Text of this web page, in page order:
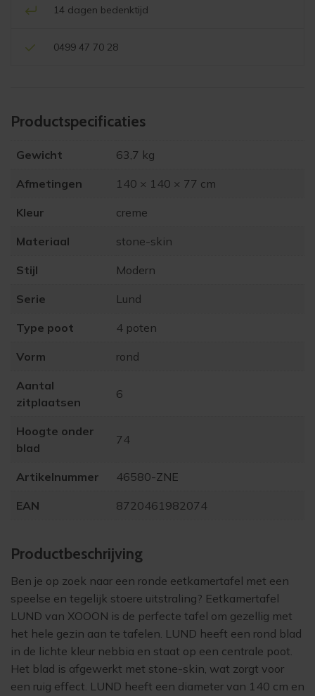
14 dagen bedenktijd
0499 47 70 28
Product­specificaties
Gewicht 63,7 kg
Afmetingen 140 × 140 × 77 cm
Kleur creme
Materiaal stone-skin
Stijl Modern
Serie Lund
Type poot 4 poten
Vorm rond
Aantal
zitplaatsen
6
Hoogte onder
blad
74
Artikelnummer 46580-ZNE
EAN 8720461982074
Product­beschrijving
Ben je op zoek naar een ronde eetkamertafel met een
speelse en tegelijk stoere uitstraling? Eetkamertafel
LUND van XOOON is de perfecte tafel om gezellig met
het hele gezin aan te tafelen. LUND heeft een rond blad
in de lichte kleur nebbia en staat op een centrale poot.
Het blad is afgewerkt met stone-skin, wat zorgt voor
een ruig effect. LUND heeft een diameter van 140 cm en